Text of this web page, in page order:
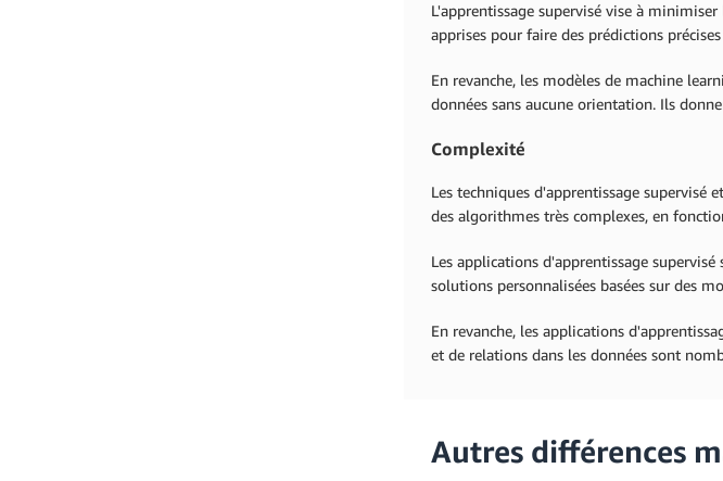
L'apprentissage supervisé vise à
apprises pour faire des prédictions
En revanche, les modèles de machine
données sans aucune orientation. Ils
Complexité
Les techniques d'apprentissage
des algorithmes très complexes, en
Les applications d'apprentissage
solutions personnalisées basées sur des
En revanche, les applications
et de relations dans les données sont
Autres différences